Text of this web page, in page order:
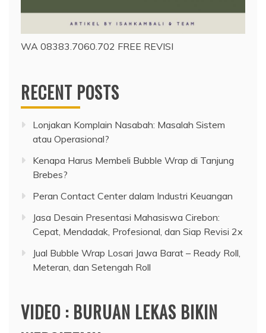
WA 08383.7060.702 FREE REVISI
RECENT POSTS
Lonjakan Komplain Nasabah: Masalah Sistem
atau Operasional?
Kenapa Harus Membeli Bubble Wrap di Tanjung
Brebes?
Peran Contact Center dalam Industri Keuangan
Jasa Desain Presentasi Mahasiswa Cirebon:
Cepat, Mendadak, Profesional, dan Siap Revisi 2x
Jual Bubble Wrap Losari Jawa Barat – Ready Roll,
Meteran, dan Setengah Roll
VIDEO : BURUAN LEKAS BIKIN